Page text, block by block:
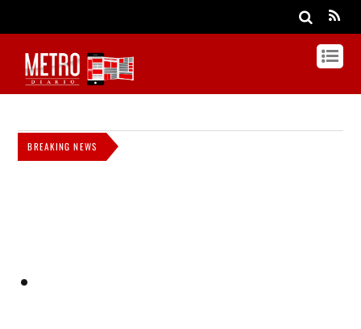
BREAKING NEWS